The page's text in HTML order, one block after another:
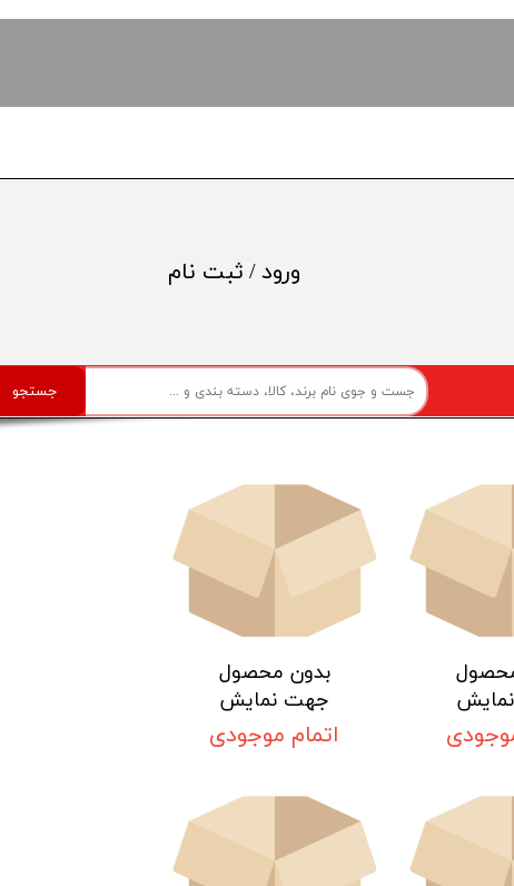
جستجو
ورود/ ثبت نام
تغییر گذر واژه
سفارشات
بدون محصول
جهت نمایش
اتمام موجودی